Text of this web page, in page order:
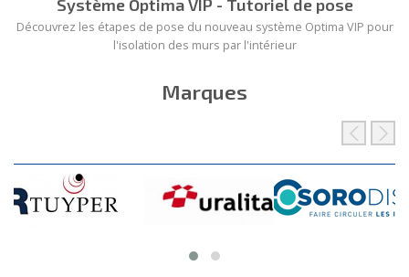
Système Optima VIP - Tutoriel de pose
Découvrez les étapes de pose du nouveau système Optima VIP pour
l'isolation des murs par l'intérieur
Marques